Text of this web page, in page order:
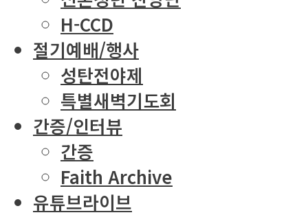
H-CCD
절기예배/행사
성탄전야제
특별새벽기도회
간증/인터뷰
간증
Faith Archive
유튜브라이브